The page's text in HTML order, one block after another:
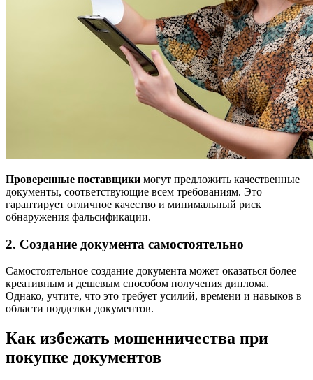
Проверенные поставщики могут предложить качественные
документы, соответствующие всем требованиям. Это
гарантирует отличное качество и минимальный риск
обнаружения фальсификации.
2. Создание документа самостоятельно
Самостоятельное создание документа может оказаться более
креативным и дешевым способом получения диплома.
Однако, учтите, что это требует усилий, времени и навыков в
области подделки документов.
Как избежать мошенничества при
покупке документов